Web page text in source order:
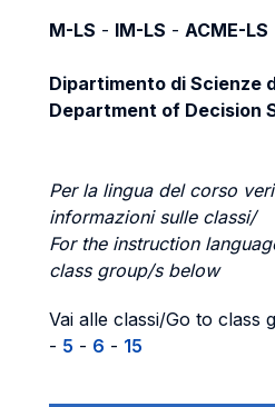
M-LS - IM-LS - ACME-LS
Dipartimento di Scienze
Department of Decision
Per la lingua del corso
informazioni sulle classi/
For the instruction
class group/s below
Vai alle classi/Go to class
- 5 - 6 - 15